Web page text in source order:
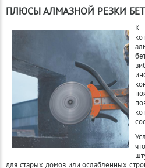
ПЛЮСЫ АЛМАЗНОЙ РЕЗКИ
К
для старых домов или ослабленных